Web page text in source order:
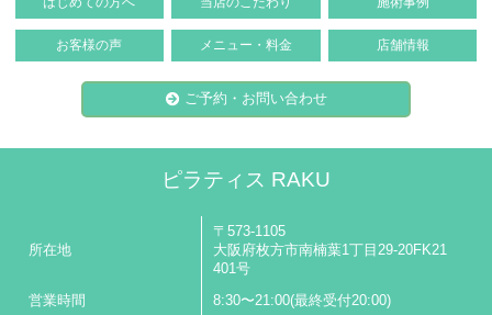
お客様の声 メニュー・料金 店舗情報
ご予約・お問い合わせ
ピラティス RAKU
所在地
〒573-1105
大阪府枚方市南楠葉1丁目29-20FK21
401号
営業時間 8:30〜21:00(最終受付20:00)